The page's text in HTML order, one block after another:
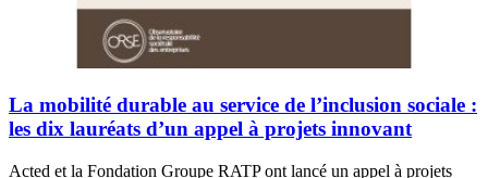
La mobilité durable au service de l’inclusion sociale :
les dix lauréats d’un appel à projets innovant
Acted et la Fondation Groupe RATP ont lancé un appel à projets